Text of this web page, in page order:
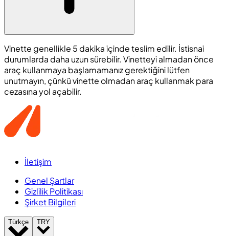
Vinette genellikle 5 dakika içinde teslim edilir. İstisnai
durumlarda daha uzun sürebilir. Vinetteyi almadan önce
araç kullanmaya başlamamanız gerektiğini lütfen
unutmayın, çünkü vinette olmadan araç kullanmak para
cezasına yol açabilir.
İletişim
Genel Şartlar
Gizlilik Politikası
Şirket Bilgileri
Türkçe TRY